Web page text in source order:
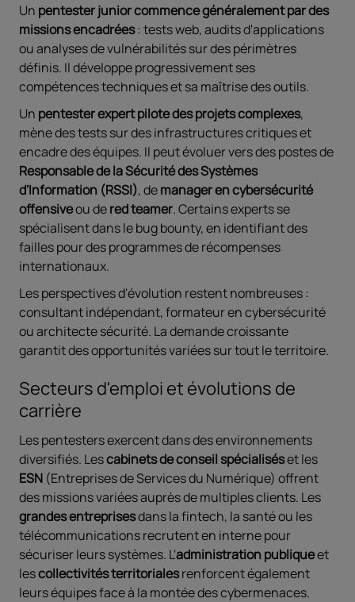
Un pentester junior commence généralement par des
missions encadrées: tests web, audits d'applications
ou analyses de vulnérabilités sur des périmètres
définis. Il développe progressivement ses
compétences techniques et sa maîtrise des outils.
Un pentester expert pilote des projets complexes,
mène des tests sur des infrastructures critiques et
encadre des équipes. Il peut évoluer vers des postes de
Responsable de la Sécurité des Systèmes
d'Information (RSSI), demanager en cybersécurité
offensiveou dered teamer. Certains experts se
spécialisent dans le bug bounty, en identifiant des
failles pour des programmes de récompenses
internationaux.
Les perspectives d'évolution restent nombreuses :
consultant indépendant, formateur en cybersécurité
ou architecte sécurité. La demande croissante
garantit des opportunités variées sur tout le territoire.
Secteurs d'emploi et évolutions de
carrière
Les pentesters exercent dans des environnements
diversifiés. Lescabinets de conseil spécialiséset les
ESN (Entreprises de Services du Numérique) offrent
des missions variées auprès de multiples clients. Les
grandes entreprisesdans la fintech, la santé ou les
télécommunications recrutent en interne pour
sécuriser leurs systèmes. L'administration publiqueet
lescollectivités territorialesrenforcent également
leurs équipes face à la montée des cybermenaces.